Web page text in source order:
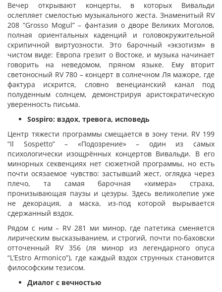
Вечер открывают концерты, в которых Вивальди
ослепляет смелостью музыкального жеста. Знаменитый RV
208 “Grosso Mogul” – фантазия о дворе Великих Моголов,
полная ориентальных каденций и головокружительной
скрипичной виртуозности. Это барочный «экзотизм» в
чистом виде: Европа грезит о Востоке, и музыка начинает
говорить на неведомом, пряном языке. Ему вторит
светоносный RV 780 – концерт в солнечном Ля мажоре, где
фактура искрится, словно венецианский канал под
полуденным солнцем, демонстрируя аристократическую
уверенность письма.
Sospiro: вздох, тревога, исповедь
Центр тяжести программы смещается в зону тени. RV 199
“Il Sospetto” – «Подозрение» – один из самых
психологически изощрённых концертов Вивальди. В его
минорных секвенциях нет сюжетной программы, но есть
почти осязаемое чувство: застывший жест, оглядка через
плечо, та самая барочная «химера» страха,
пронизывающая паузы и цезуры. Здесь великолепие уже
не декорация, а маска, из-под которой вырывается
сдержанный вздох.
Рядом с ним – RV 281 ми минор, где патетика сменяется
лирическим высказыванием, и строгий, почти по-баховски
отточенный RV 356 (ля минор из легендарного опуса
“L’Estro Armonico”), где каждый вздох струнных становится
философским тезисом.
Диалог с вечностью